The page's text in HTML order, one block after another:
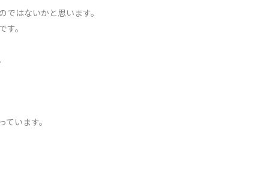
はないかと思います。
。
います。